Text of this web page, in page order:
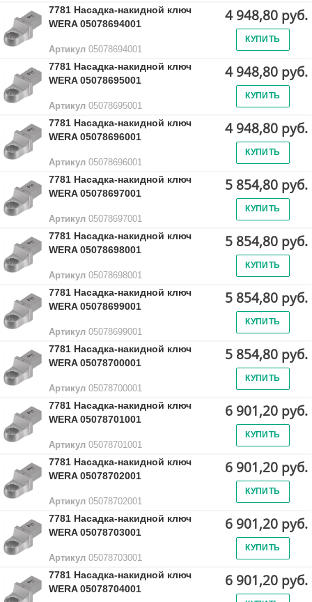
7781 Насадка-накидной ключ
WERA 05078694001
Артикул 05078694001
4 948,80 руб.
КУПИТЬ
7781 Насадка-накидной ключ
WERA 05078695001
Артикул 05078695001
4 948,80 руб.
КУПИТЬ
7781 Насадка-накидной ключ
WERA 05078696001
Артикул 05078696001
4 948,80 руб.
КУПИТЬ
7781 Насадка-накидной ключ
WERA 05078697001
Артикул 05078697001
5 854,80 руб.
КУПИТЬ
7781 Насадка-накидной ключ
WERA 05078698001
Артикул 05078698001
5 854,80 руб.
КУПИТЬ
7781 Насадка-накидной ключ
WERA 05078699001
Артикул 05078699001
5 854,80 руб.
КУПИТЬ
7781 Насадка-накидной ключ
WERA 05078700001
Артикул 05078700001
5 854,80 руб.
КУПИТЬ
7781 Насадка-накидной ключ
WERA 05078701001
Артикул 05078701001
6 901,20 руб.
КУПИТЬ
7781 Насадка-накидной ключ
WERA 05078702001
Артикул 05078702001
6 901,20 руб.
КУПИТЬ
7781 Насадка-накидной ключ
WERA 05078703001
Артикул 05078703001
6 901,20 руб.
КУПИТЬ
7781 Насадка-накидной ключ
WERA 05078704001
6 901,20 руб.